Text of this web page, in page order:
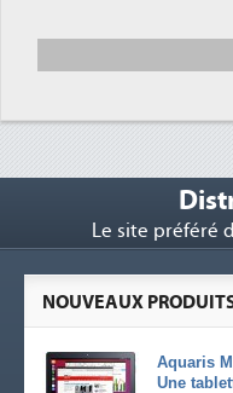
soutient
Le site préféré
NOUVEAUX
Aquaris
Une